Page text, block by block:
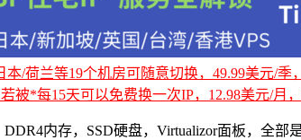
/荷兰等19个机房可随意切换，49.99美元/季
被*每15天可以免费换一次IP，12.98美元/月
内存，SSD硬盘，Virtualizor面板，全部